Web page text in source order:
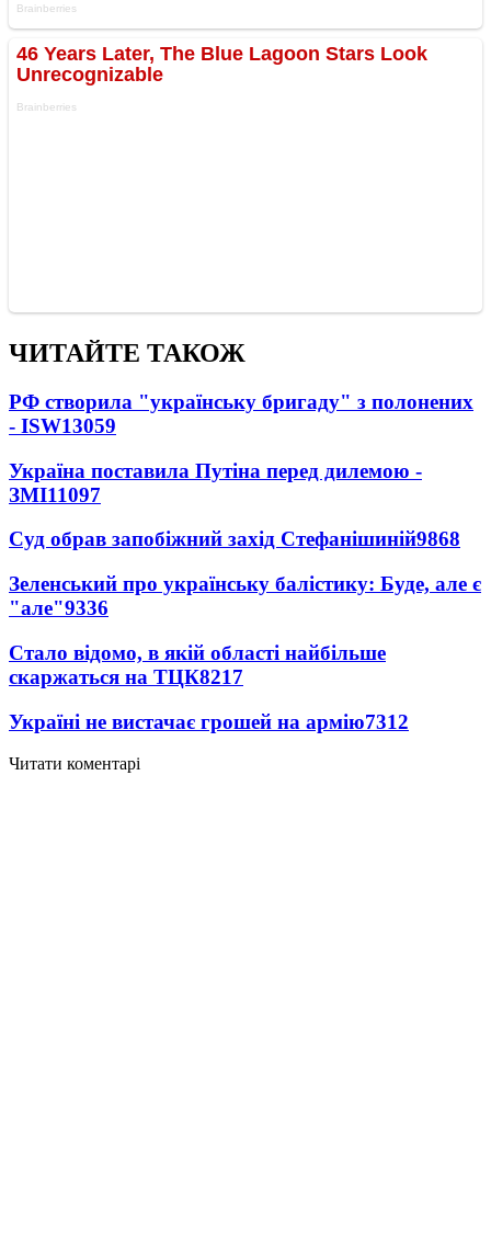
ЧИТАЙТЕ ТАКОЖ
РФ створила "українську бригаду" з полонених
- ISW13059
Україна поставила Путіна перед дилемою -
ЗМІ11097
Суд обрав запобіжний захід Стефанішиній9868
Зеленський про українську балістику: Буде, але є
"але"9336
Стало відомо, в якій області найбільше
скаржаться на ТЦК8217
Україні не вистачає грошей на армію7312
Читати коментарі